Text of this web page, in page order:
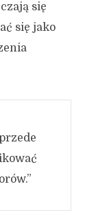
się
się jako